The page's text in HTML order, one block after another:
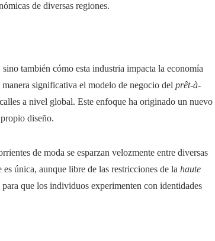
de diversas regiones.
también cómo esta industria impacta la economía
significativa el modelo de negocio del prêt-à-
a nivel global. Este enfoque ha originado un nuevo
diseño.
de moda se esparzan velozmente entre diversas
única, aunque libre de las restricciones de la haute
que los individuos experimenten con identidades